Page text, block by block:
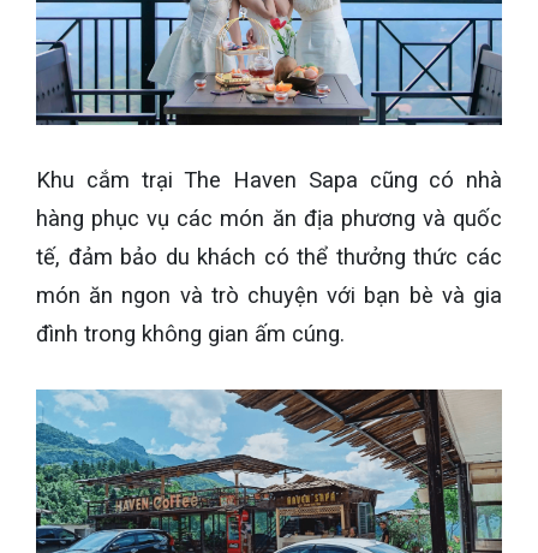
Khu cắm trại The Haven Sapa cũng có nhà
hàng phục vụ các món ăn địa phương và quốc
tế, đảm bảo du khách có thể thưởng thức các
món ăn ngon và trò chuyện với bạn bè và gia
đình trong không gian ấm cúng.